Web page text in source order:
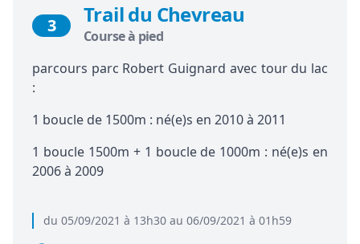
du 05/09/2021 à 13h30 au 06/09/2021 à 01h59
3 Trail du Chevreau
Course à pied
parcours parc Robert Guignard avec tour du lac
:
1 boucle de 1500m : né(e)s en 2010 à 2011
1 boucle 1500m + 1 boucle de 1000m : né(e)s en
2006 à 2009